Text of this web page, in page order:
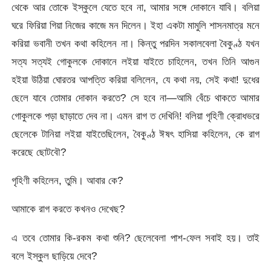
থেকে আর তোকে ইস্কুলে যেতে হবে না, আমার সঙ্গে দোকানে যাবি। বলিয়া
ঘরে ফিরিয়া গিয়া নিজের কাজে মন দিলেন। ইহা একটা মামুলি শাসনমাত্র মনে
করিয়া ভবানী তখন কথা কহিলেন না। কিন্তু পরদিন সকালবেলা বৈকুণ্ঠ যখন
সত্য সত্যই গোকুলকে দোকানে লইয়া যাইতে চাহিলেন, তখন তিনি আগুন
হইয়া উঠিয়া ঘোরতর আপত্তি করিয়া বলিলেন, যে কথা নয়, সেই কথা! দুধের
ছেলে যাবে তোমার দোকান করতে? সে হবে না—আমি বেঁচে থাকতে আমার
গোকুলকে পড়া ছাড়াতে দেব না। এমন রাগ ত দেখিনি! বলিয়া গৃহিণী ক্রোধভরে
ছেলেকে টানিয়া লইয়া যাইতেছিলেন, বৈকুণ্ঠ ঈষৎ হাসিয়া কহিলেন, কে রাগ
করেছে ছোটবৌ?
গৃহিণী কহিলেন, তুমি। আবার কে?
আমাকে রাগ করতে কখনও দেখেছ?
এ তবে তোমার কি-রকম কথা শুনি? ছেলেবেলা পাশ-ফেল সবাই হয়। তাই
বলে ইস্কুল ছাড়িয়ে দেবে?